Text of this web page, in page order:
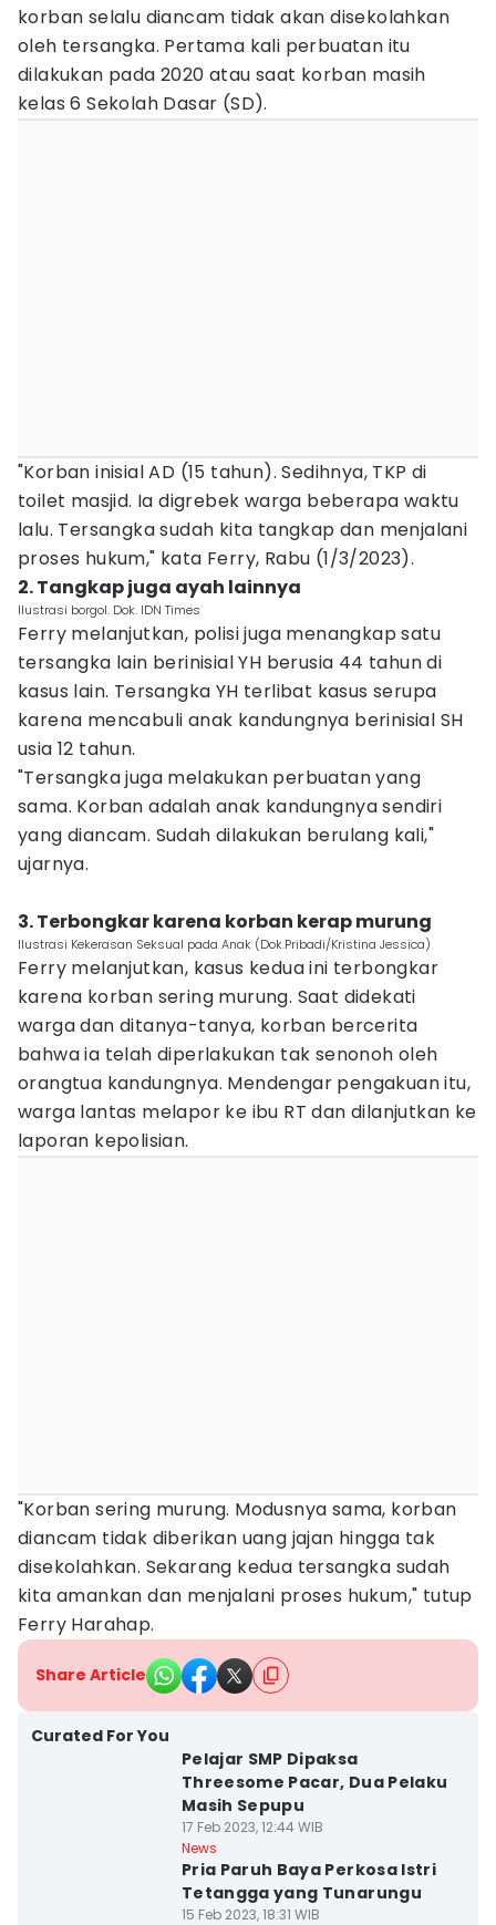
korban selalu diancam tidak akan disekolahkan
oleh tersangka. Pertama kali perbuatan itu
dilakukan pada 2020 atau saat korban masih
kelas 6 Sekolah Dasar (SD).
"Korban inisial AD (15 tahun). Sedihnya, TKP di
toilet masjid. Ia digrebek warga beberapa waktu
lalu. Tersangka sudah kita tangkap dan menjalani
proses hukum," kata Ferry, Rabu (1/3/2023).
2. Tangkap juga ayah lainnya
Ilustrasi borgol. Dok. IDN Times
Ferry melanjutkan, polisi juga menangkap satu
tersangka lain berinisial YH berusia 44 tahun di
kasus lain. Tersangka YH terlibat kasus serupa
karena mencabuli anak kandungnya berinisial SH
usia 12 tahun.
"Tersangka juga melakukan perbuatan yang
sama. Korban adalah anak kandungnya sendiri
yang diancam. Sudah dilakukan berulang kali,"
ujarnya.
3. Terbongkar karena korban kerap murung
Ilustrasi Kekerasan Seksual pada Anak (Dok.Pribadi/Kristina Jessica)
Ferry melanjutkan, kasus kedua ini terbongkar
karena korban sering murung. Saat didekati
warga dan ditanya-tanya, korban bercerita
bahwa ia telah diperlakukan tak senonoh oleh
orangtua kandungnya. Mendengar pengakuan itu,
warga lantas melapor ke ibu RT dan dilanjutkan ke
laporan kepolisian.
"Korban sering murung. Modusnya sama, korban
diancam tidak diberikan uang jajan hingga tak
disekolahkan. Sekarang kedua tersangka sudah
kita amankan dan menjalani proses hukum," tutup
Ferry Harahap.
Share Article
Curated For You
Pelajar SMP Dipaksa
Threesome Pacar, Dua Pelaku
Masih Sepupu
17 Feb 2023, 12:44 WIB
News
Pria Paruh Baya Perkosa Istri
Tetangga yang Tunarungu
15 Feb 2023, 18:31 WIB